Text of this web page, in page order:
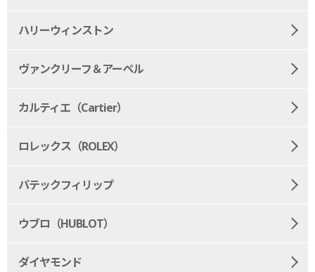
ハリーウィンストン
ヴァンクリーフ＆アーペル
カルティエ（Cartier）
ロレックス（ROLEX）
パテックフィリップ
ウブロ（HUBLOT）
ダイヤモンド